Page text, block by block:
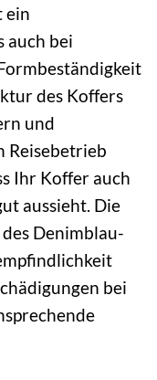
ein
auch bei
des Koffers
und
Reisebetrieb
Ihr Koffer auch
aussieht. Die
Denimblau-
bei